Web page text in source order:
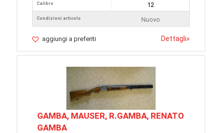
Calibro
Condizioni articolo
12
Nuovo
aggiungi a preferiti Dettagli»
GAMBA, MAUSER, R.GAMBA, RENATO
GAMBA